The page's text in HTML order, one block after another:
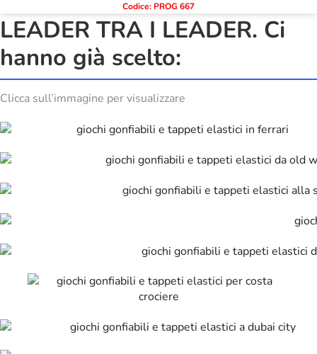
Codice: PROG 667
LEADER TRA I LEADER. Ci
hanno già scelto:
Clicca sull’immagine per visualizzare